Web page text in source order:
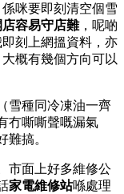
咪要即刻清空個雪
店容易守店難，呢啲
刻上網搵資料，亦
概有幾個方向可以
雪種同冷凍油一齊
冇嘶嘶聲嘅漏氣
難搞。
市面上好多維修公
家電維修站喺處理